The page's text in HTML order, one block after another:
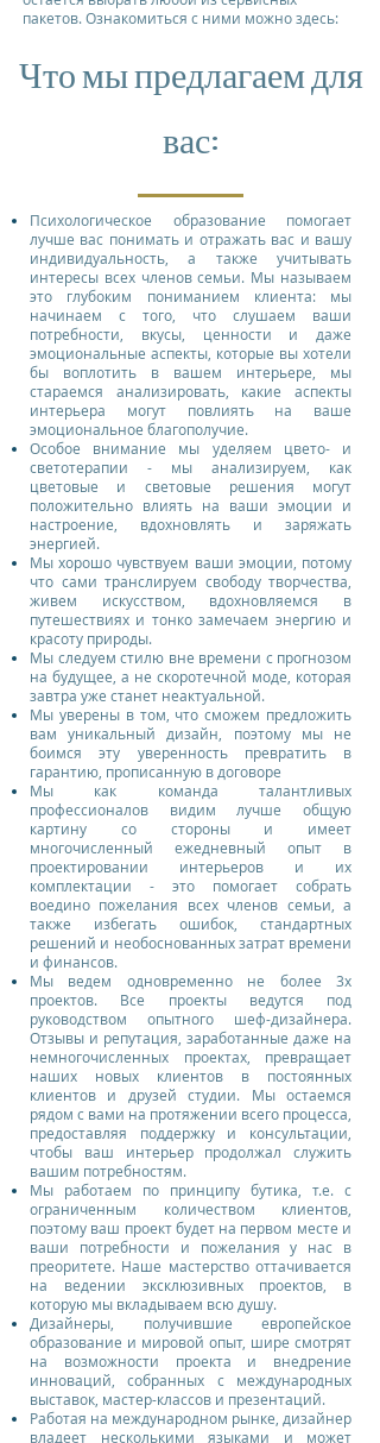
пакетов. Ознакомиться с ними можно здесь:
Что мы предлагаем для
вас:
Психологическое образование помогает
лучше вас понимать и отражать вас и вашу
индивидуальность, а также учитывать
интересы всех членов семьи. Мы называем
это глубоким пониманием клиента: мы
начинаем с того, что слушаем ваши
потребности, вкусы, ценности и даже
эмоциональные аспекты, которые вы хотели
бы воплотить в вашем интерьере, мы
стараемся анализировать, какие аспекты
интерьера могут повлиять на ваше
эмоциональное благополучие.
Особое внимание мы уделяем цвето- и
светотерапии - мы анализируем, как
цветовые и световые решения могут
положительно влиять на ваши эмоции и
настроение, вдохновлять и заряжать
энергией.
Мы хорошо чувствуем ваши эмоции, потому
что сами транслируем свободу творчества,
живем искусством, вдохновляемся в
путешествиях и тонко замечаем энергию и
красоту природы.
Мы следуем стилю вне времени с прогнозом
на будущее, а не скоротечной моде, которая
завтра уже станет неактуальной.
Мы уверены в том, что сможем предложить
вам уникальный дизайн, поэтому мы не
боимся эту уверенность превратить в
гарантию, прописанную в договоре
Мы как команда талантливых
профессионалов видим лучше общую
картину со стороны и имеет
многочисленный ежедневный опыт в
проектировании интерьеров и их
комплектации - это помогает собрать
воедино пожелания всех членов семьи, а
также избегать ошибок, стандартных
решений и необоснованных затрат времени
и финансов.
Мы ведем одновременно не более 3х
проектов. Все проекты ведутся под
руководством опытного шеф-дизайнера.
Отзывы и репутация, заработанные даже на
немногочисленных проектах, превращает
наших новых клиентов в постоянных
клиентов и друзей студии. Мы остаемся
рядом с вами на протяжении всего процесса,
предоставляя поддержку и консультации,
чтобы ваш интерьер продолжал служить
вашим потребностям.
Мы работаем по принципу бутика, т.е. с
ограниченным количеством клиентов,
поэтому ваш проект будет на первом месте и
ваши потребности и пожелания у нас в
преоритете. Наше мастерство оттачивается
на ведении эксклюзивных проектов, в
которую мы вкладываем всю душу.
Дизайнеры, получившие европейское
образование и мировой опыт, шире смотрят
на возможности проекта и внедрение
инноваций, собранных с международных
выставок, мастер-классов и презентаций.
Работая на международном рынке, дизайнер
владеет несколькими языками и может